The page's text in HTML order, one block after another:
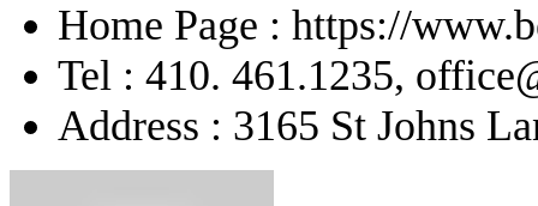
Home Page : https://
Tel : 410. 461.1235,
Address : 3165 St Johns